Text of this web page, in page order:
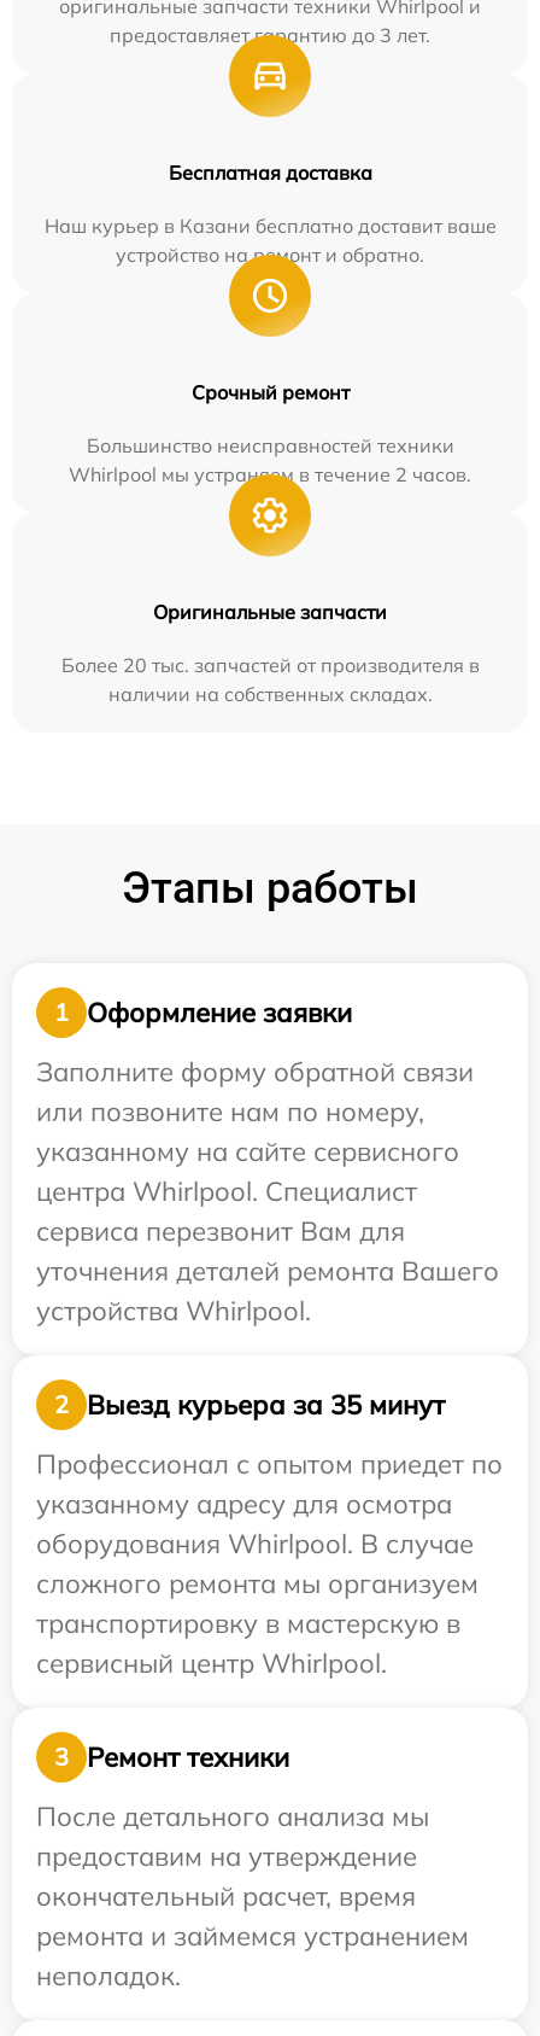
оригинальные запчасти техники Whirlpool и
предоставляет гарантию до 3 лет.
Бесплатная доставка
Наш курьер в Казани бесплатно доставит ваше
устройство на ремонт и обратно.
Срочный ремонт
Большинство неисправностей техники
Whirlpool мы устраняем в течение 2 часов.
Оригинальные запчасти
Более 20 тыс. запчастей от производителя в
наличии на собственных складах.
Этапы работы
1
Оформление заявки
Заполните форму обратной связи
или позвоните нам по номеру,
указанному на сайте сервисного
центра Whirlpool. Специалист
сервиса перезвонит Вам для
уточнения деталей ремонта Вашего
устройства Whirlpool.
2
Выезд курьера за 35 минут
Профессионал с опытом приедет по
указанному адресу для осмотра
оборудования Whirlpool. В случае
сложного ремонта мы организуем
транспортировку в мастерскую в
сервисный центр Whirlpool.
3
Ремонт техники
После детального анализа мы
предоставим на утверждение
окончательный расчет, время
ремонта и займемся устранением
неполадок.